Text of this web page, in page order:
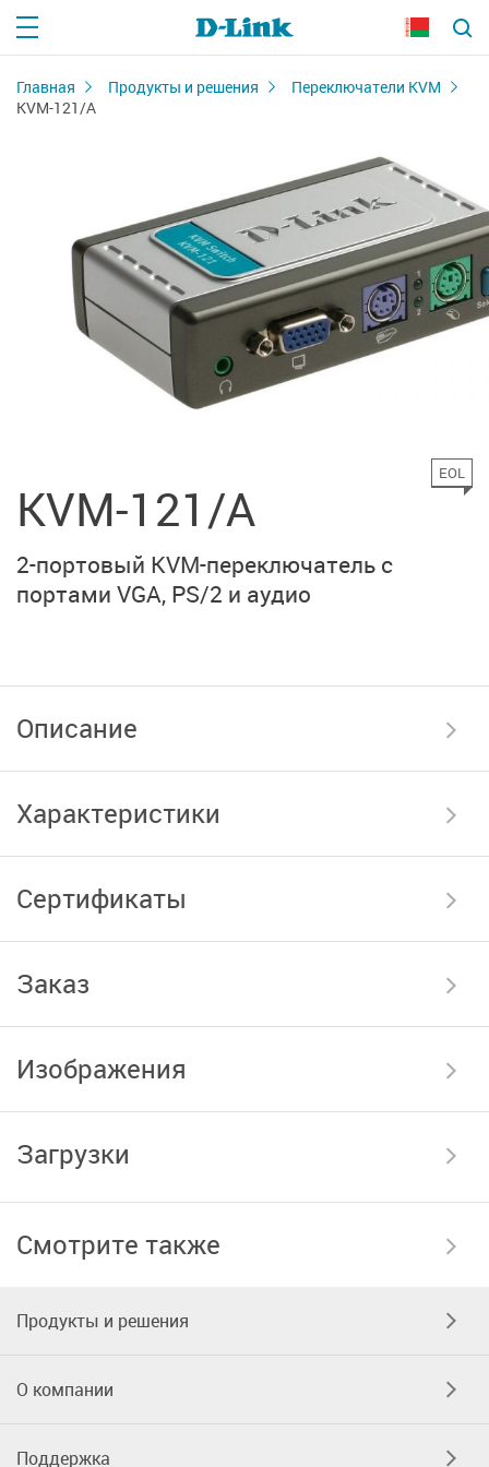
Главная Продукты и решения
Переключатели KVM
KVM-121/A
KVM-121/A
EOL
2-портовый KVM-переключатель с
портами VGA, PS/2 и аудио
Описание
Характеристики
Сертификаты
Заказ
Изображения
Загрузки
Смотрите также
Продукты и решения
О компании
Поддержка